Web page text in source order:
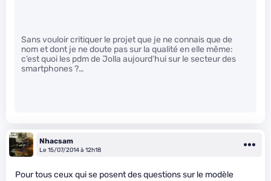
Sans vouloir critiquer le projet que je ne connais que de
nom et dont je ne doute pas sur la qualité en elle même:
c’est quoi les pdm de Jolla aujourd’hui sur le secteur des
smartphones ?…
Nhacsam
Le 15/07/2014 à 12h18
Pour tous ceux qui se posent des questions sur le modèle